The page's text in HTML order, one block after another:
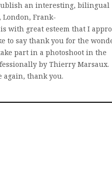
an interesting, bilingual
London, Frank-
with great esteem that I
to say thank you for the
part in a photoshoot in the
by Thierry Marsaux.
again, thank you.